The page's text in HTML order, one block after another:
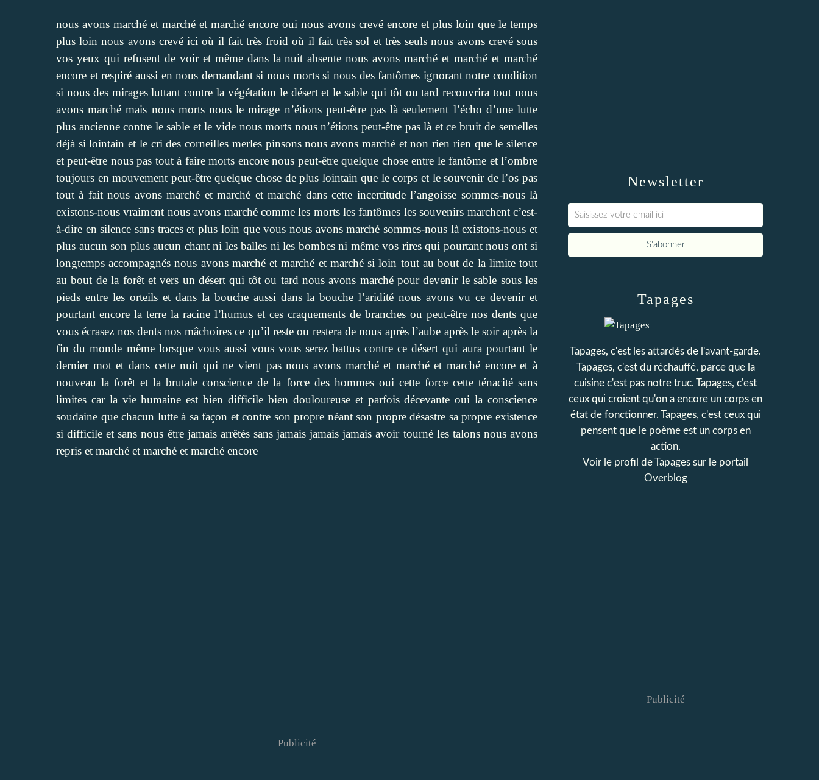
nous avons marché et marché et marché encore oui nous avons crevé encore et plus loin que le temps
plus loin nous avons crevé ici où il fait très froid où il fait très sol et très seuls nous avons crevé sous
vos yeux qui refusent de voir et même dans la nuit absente nous avons marché et marché et marché
encore et respiré aussi en nous demandant si nous morts si nous des fantômes ignorant notre condition
si nous des mirages luttant contre la végétation le désert et le sable qui tôt ou tard recouvrira tout nous
avons marché mais nous morts nous le mirage n’étions peut-être pas là seulement l’écho d’une lutte
plus ancienne contre le sable et le vide nous morts nous n’étions peut-être pas là et ce bruit de semelles
déjà si lointain et le cri des corneilles merles pinsons nous avons marché et non rien rien que le silence
et peut-être nous pas tout à faire morts encore nous peut-être quelque chose entre le fantôme et l’ombre
toujours en mouvement peut-être quelque chose de plus lointain que le corps et le souvenir de l’os pas
tout à fait nous avons marché et marché et marché dans cette incertitude l’angoisse sommes-nous là
existons-nous vraiment nous avons marché comme les morts les fantômes les souvenirs marchent c’est-
à-dire en silence sans traces et plus loin que vous nous avons marché sommes-nous là existons-nous et
plus aucun son plus aucun chant ni les balles ni les bombes ni même vos rires qui pourtant nous ont si
longtemps accompagnés nous avons marché et marché et marché si loin tout au bout de la limite tout
au bout de la forêt et vers un désert qui tôt ou tard nous avons marché pour devenir le sable sous les
pieds entre les orteils et dans la bouche aussi dans la bouche l’aridité nous avons vu ce devenir et
pourtant encore la terre la racine l’humus et ces craquements de branches ou peut-être nos dents que
vous écrasez nos dents nos mâchoires ce qu’il reste ou restera de nous après l’aube après le soir après la
fin du monde même lorsque vous aussi vous vous serez battus contre ce désert qui aura pourtant le
dernier mot et dans cette nuit qui ne vient pas nous avons marché et marché et marché encore et à
nouveau la forêt et la brutale conscience de la force des hommes oui cette force cette ténacité sans
limites car la vie humaine est bien difficile bien douloureuse et parfois décevante oui la conscience
soudaine que chacun lutte à sa façon et contre son propre néant son propre désastre sa propre existence
si difficile et sans nous être jamais arrêtés sans jamais jamais jamais avoir tourné les talons nous avons
repris et marché et marché et marché encore
Publicité
Newsletter
Tapages
Tapages, c'est les attardés de l'avant-garde.
Tapages, c'est du réchauffé, parce que la
cuisine c'est pas notre truc. Tapages, c'est
ceux qui croient qu'on a encore un corps en
état de fonctionner. Tapages, c'est ceux qui
pensent que le poème est un corps en
action.
Voir le profil deTapages sur le portail
Overblog
Publicité